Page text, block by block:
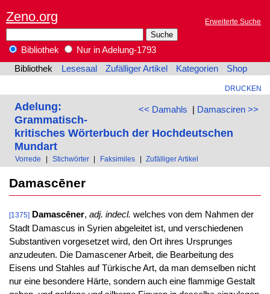
Zeno.org Erweiterte Suche
Bibliothek
Nur in Adelung-1793
Bibliothek
Lesesaal Zufälliger Artikel Kategorien Shop
DRUCKEN
<< Damahls | Damasciren >>
Adelung:
Grammatisch-
kritisches Wörterbuch der Hochdeutschen
Mundart
Vorrede Stichwörter Faksimiles Zufälliger Artikel
Damascēner
[1375] Damascēner, adj. indecl. welches von dem Nahmen der
Stadt Damascus in Syrien abgeleitet ist, und verschiedenen
Substantiven vorgesetzet wird, den Ort ihres Ursprunges
anzudeuten. Die Damascener Arbeit, die Bearbeitung des
Eisens und Stahles auf Türkische Art, da man demselben nicht
nur eine besondere Härte, sondern auch eine flammige Gestalt